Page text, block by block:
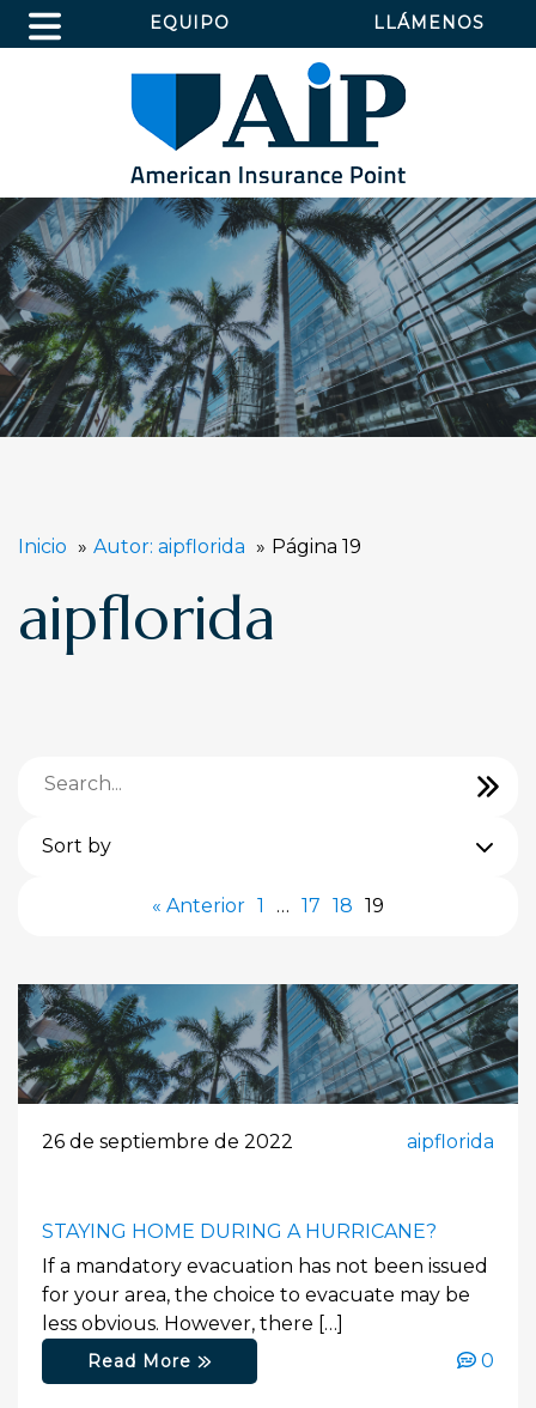
EQUIPO LLÁMENOS
Inicio Autor: aipflorida Página 19
aipflorida
Sort by
« Anterior 1 … 17 18 19
26 de septiembre de 2022 aipflorida
STAYING HOME DURING A HURRICANE?
If a mandatory evacuation has not been issued
for your area, the choice to evacuate may be
less obvious. However, there […]
Read More 0